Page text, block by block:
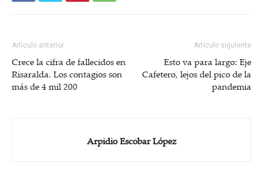
Artículo anterior
Crece la cifra de fallecidos en
Risaralda. Los contagios son
más de 4 mil 200
Artículo siguiente
Esto va para largo: Eje
Cafetero, lejos del pico de la
pandemia
Arpidio Escobar López